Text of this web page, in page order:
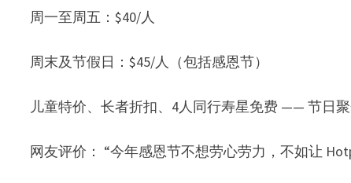
周一至周五：$40/人
周末及节假日：$45/人（包括感恩节）
儿童特价、长者折扣、4人同行寿星免费 —— 节日聚
网友评价： “今年感恩节不想劳心劳力，不如让